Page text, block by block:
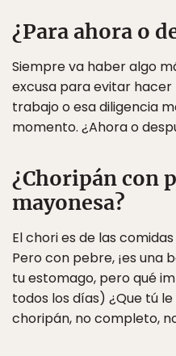
¿Para ahora o
Siempre va haber algo
excusa para evitar hacer
trabajo o esa diligencia
momento. ¿Ahora o
¿Choripán con
mayonesa?
El chori es de las
Pero con pebre, ¡es una
tu estomago, pero qué
todos los días) ¿Que tú
choripán, no completo,